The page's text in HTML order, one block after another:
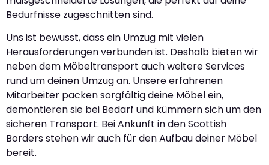
Bedürfnisse zugeschnitten sind.
Uns ist bewusst, dass ein Umzug mit vielen
Herausforderungen verbunden ist. Deshalb bieten wir
neben dem Möbeltransport auch weitere Services
rund um deinen Umzug an. Unsere erfahrenen
Mitarbeiter packen sorgfältig deine Möbel ein,
demontieren sie bei Bedarf und kümmern sich um den
sicheren Transport. Bei Ankunft in den Scottish
Borders stehen wir auch für den Aufbau deiner Möbel
bereit.